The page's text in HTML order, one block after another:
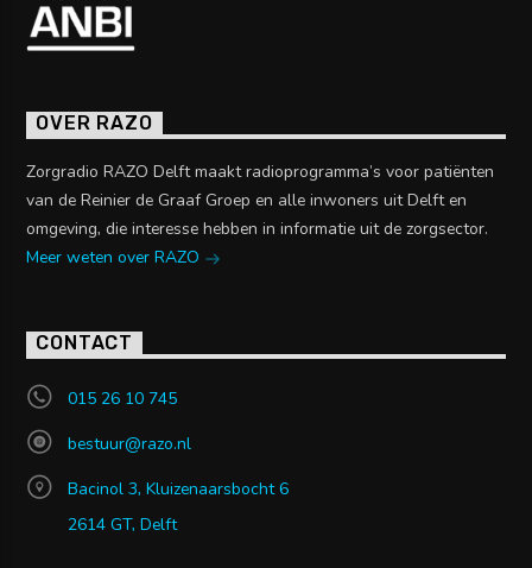
OVER RAZO
Zorgradio RAZO Delft maakt radioprogramma’s voor patiënten
van de Reinier de Graaf Groep en alle inwoners uit Delft en
omgeving, die interesse hebben in informatie uit de zorgsector.
Meer weten over RAZO
CONTACT
015 26 10 745
bestuur@razo.nl
Bacinol 3, Kluizenaarsbocht 6
2614 GT, Delft